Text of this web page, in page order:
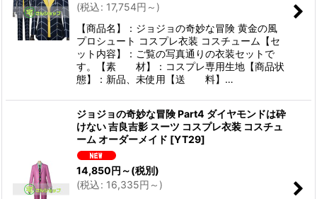
(税込: 17,754円 ～ )
【商品名】：ジョジョの奇妙な冒険 黄金の風
プロシュート コスプレ衣装 コスチューム【セ
ット内容】：ご覧の写真通りの衣装セットで
す。【素 材】：コスプレ専用生地【商品状
態】：新品、未使用【送 料】…
ジョジョの奇妙な冒険 Part4 ダイヤモンドは砕
けない 吉良吉影 スーツ コスプレ衣装 コスチュ
ーム オーダーメイド [YT29]
14,850円 ～(税別)
(税込: 16,335円 ～ )